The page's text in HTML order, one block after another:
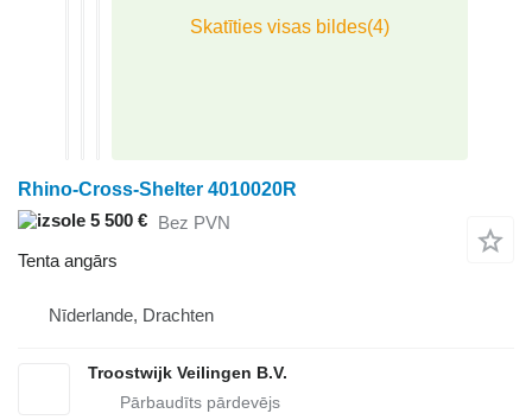
Rhino-Cross-Shelter 4010020R
5 500 € Bez PVN
Tenta angārs
Nīderlande, Drachten
Troostwijk Veilingen B.V.